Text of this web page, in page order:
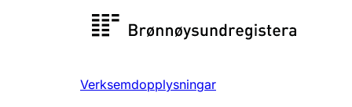
Registersøk
Verksemdopplysningar